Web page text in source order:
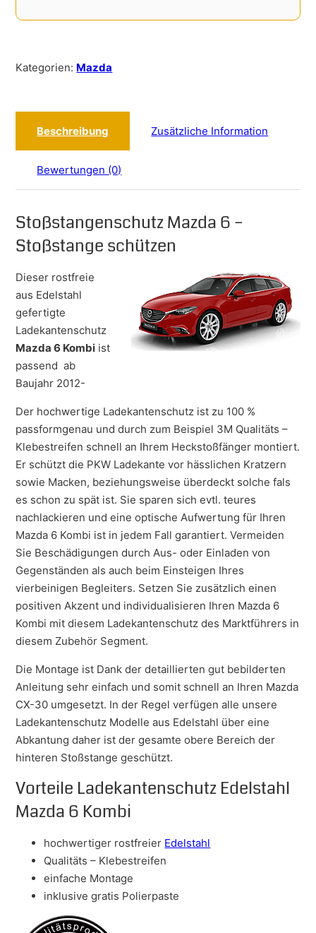
Kategorien: Mazda
Beschreibung Zusätzliche Information
Bewertungen (0)
Stoßstangenschutz Mazda 6 –
Stoßstange schützen
Dieser rostfreie
aus Edelstahl
gefertigte
Ladekantenschutz
Mazda 6 Kombi ist
passend ab
Baujahr 2012-
Der hochwertige Ladekantenschutz ist zu 100 %
passformgenau und durch zum Beispiel 3M Qualitäts –
Klebestreifen schnell an Ihrem Heckstoßfänger montiert.
Er schützt die PKW Ladekante vor hässlichen Kratzern
sowie Macken, beziehungsweise überdeckt solche fals
es schon zu spät ist. Sie sparen sich evtl. teures
nachlackieren und eine optische Aufwertung für Ihren
Mazda 6 Kombi ist in jedem Fall garantiert. Vermeiden
Sie Beschädigungen durch Aus- oder Einladen von
Gegenständen als auch beim Einsteigen Ihres
vierbeinigen Begleiters. Setzen Sie zusätzlich einen
positiven Akzent und individualisieren Ihren Mazda 6
Kombi mit diesem Ladekantenschutz des Marktführers in
diesem Zubehör Segment.
Die Montage ist Dank der detaillierten gut bebilderten
Anleitung sehr einfach und somit schnell an Ihren Mazda
CX-30 umgesetzt. In der Regel verfügen alle unsere
Ladekantenschutz Modelle aus Edelstahl über eine
Abkantung daher ist der gesamte obere Bereich der
hinteren Stoßstange geschützt.
Vorteile Ladekantenschutz Edelstahl
Mazda 6 Kombi
hochwertiger rostfreier Edelstahl
Qualitäts – Klebestreifen
einfache Montage
inklusive gratis Polierpaste